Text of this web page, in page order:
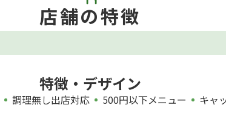
店舗の特徴
特徴・デザイン
調理無し出店対応 500円以下メニュー
キャ